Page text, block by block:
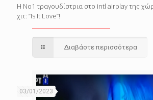
Η Νο1 τραγουδίστρια στο intl airplay της
χιτ: “Is It Love”!
Διαβάστε περισσότερα
03/01/2023